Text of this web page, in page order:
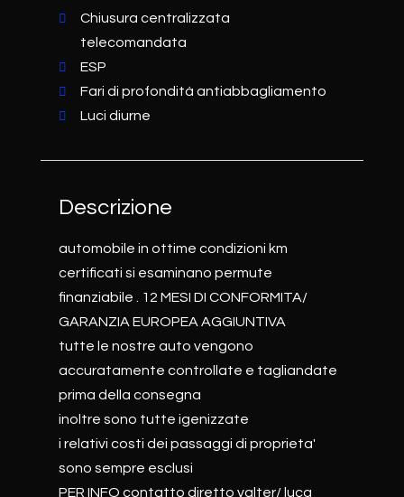
Chiusura centralizzata
telecomandata
ESP
Fari di profondità antiabbagliamento
Luci diurne
Descrizione
automobile in ottime condizioni km
certificati si esaminano permute
finanziabile . 12 MESI DI CONFORMITA/
GARANZIA EUROPEA AGGIUNTIVA
tutte le nostre auto vengono
accuratamente controllate e tagliandate
prima della consegna
inoltre sono tutte igenizzate
i relativi costi dei passaggi di proprieta'
sono sempre esclusi
PER INFO contatto diretto valter/ luca